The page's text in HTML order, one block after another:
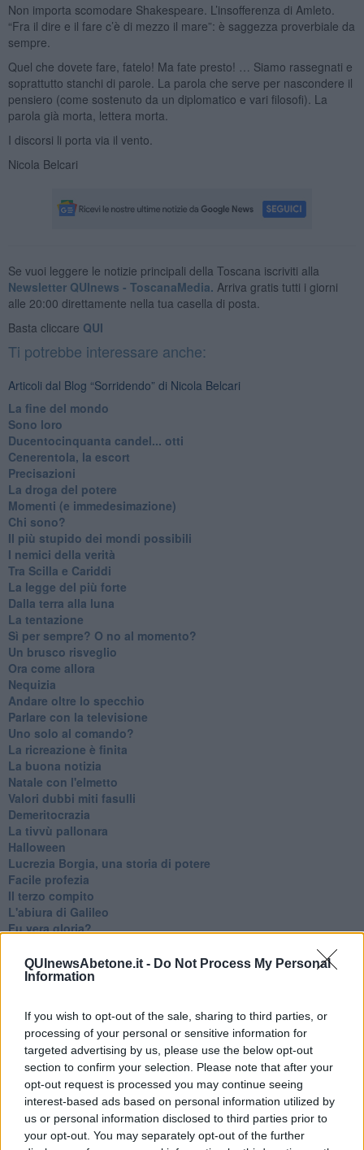
QUInewsAbetone.it - Do Not Process My Personal
Information
If you wish to opt-out of the sale, sharing to third parties, or
processing of your personal or sensitive information for
targeted advertising by us, please use the below opt-out
section to confirm your selection. Please note that after your
opt-out request is processed you may continue seeing
interest-based ads based on personal information utilized by
us or personal information disclosed to third parties prior to
your opt-out. You may separately opt-out of the further
Non importa scomodare Shakespeare. L’insofferenza di Amleto.
“Fra il dire e il fare c’è di mezzo il mare”: è saggezza proverbiale da
sempre.
Quel che dovete fare, fatelo! Ma fate presto! … Siamo rassegnati e
soprattutto stanchi di parole. La parola che serve per nascondere il
pensiero (come sostenuto da un diplomatico e vari filosofi). La
parola già morta, lettera morta.
I discorsi li porta via il vento.
Nicola Belcari
Se vuoi leggere le notizie principali della Toscana iscriviti alla
Newsletter QUInews - ToscanaMedia. Arriva gratis tutti i giorni
alle 20:00 direttamente nella tua casella di posta.
Basta cliccare QUI
Ti potrebbe interessare anche:
Articoli dal Blog “Sorridendo” di Nicola Belcari
La fine del mondo
Sono loro
Ducentocinquanta candel... otti
Cenerentola, la escort
Precisazioni
La droga del potere
Momenti (e immedesimazione)
Chi sono?
Il più stupido dei mondi possibili
I nemici della verità
Tra Scilla e Cariddi
La legge del più forte
Dalla terra alla luna
La tentazione
​Sì per sempre? O no al momento?
Un brusco risveglio
Ora come allora
Nequizia
Andare oltre lo specchio
Parlare con la televisione
Uno solo al comando?
La ricreazione è finita
La buona notizia
Natale con l'elmetto
Valori dubbi miti fasulli
Demeritocrazia
La tivvù pallonara
Halloween
​Lucrezia Borgia, una storia di potere
Facile profezia
Il terzo compito
L'abiura di Galileo
Fu vera gloria?
La truffa all'anziano
Alla fermata dell'autobus
Diseducazione televisiva e inerzia della politica
Foto storica
Esequie solenni
Nostalgia del sangue blu
Teste calde
Non avere e non essere
Armiamoci e... avviatevi
Da Capodanno a Carnevale
Schizzi di fango